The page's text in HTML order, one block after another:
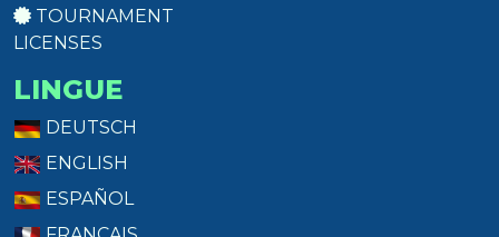
TOURNAMENT
LICENSES
LINGUE
DEUTSCH
ENGLISH
ESPAÑOL